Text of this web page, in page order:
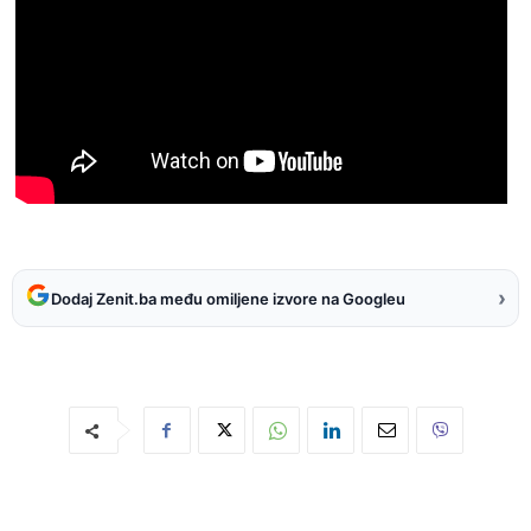
Dodaj Zenit.ba među omiljene izvore na Googleu ›